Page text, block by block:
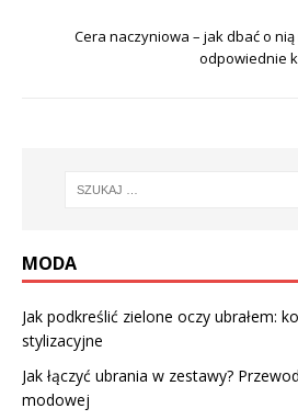
Cera naczyniowa – jak dbać o
odpowiednie
MODA
Jak podkreślić zielone oczy ubrałem:
stylizacyjne
Jak łączyć ubrania w zestawy?
modowej